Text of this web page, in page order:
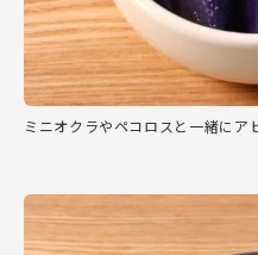
ミニオクラやペコロスと一緒にア